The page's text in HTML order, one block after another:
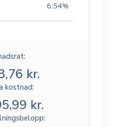
6.54%
kr.
kostnad:
kr.